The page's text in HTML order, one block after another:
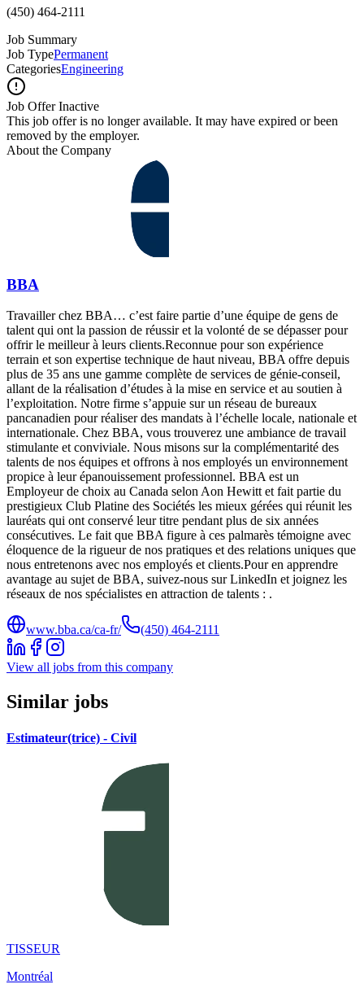
(450) 464-2111
Job Summary
Job TypePermanent
CategoriesEngineering
Job Offer Inactive
This job offer is no longer available. It may have expired or been
removed by the employer.
About the Company
BBA
Travailler chez BBA… c’est faire partie d’une équipe de gens de
talent qui ont la passion de réussir et la volonté de se dépasser pour
offrir le meilleur à leurs clients.Reconnue pour son expérience
terrain et son expertise technique de haut niveau, BBA offre depuis
plus de 35 ans une gamme complète de services de génie-conseil,
allant de la réalisation d’études à la mise en service et au soutien à
l’exploitation. Notre firme s’appuie sur un réseau de bureaux
pancanadien pour réaliser des mandats à l’échelle locale, nationale et
internationale. Chez BBA, vous trouverez une ambiance de travail
stimulante et conviviale. Nous misons sur la complémentarité des
talents de nos équipes et offrons à nos employés un environnement
propice à leur épanouissement professionnel. BBA est un
Employeur de choix au Canada selon Aon Hewitt et fait partie du
prestigieux Club Platine des Sociétés les mieux gérées qui réunit les
lauréats qui ont conservé leur titre pendant plus de six années
consécutives. Le fait que BBA figure à ces palmarès témoigne avec
éloquence de la rigueur de nos pratiques et des relations uniques que
nous entretenons avec nos employés et clients.Pour en apprendre
avantage au sujet de BBA, suivez-nous sur LinkedIn et joignez les
réseaux de nos spécialistes en attraction de talents : .
www.bba.ca/ca-fr/ (450) 464-2111
View all jobs from this company
Similar jobs
Estimateur(trice) - Civil
TISSEUR
Montréal